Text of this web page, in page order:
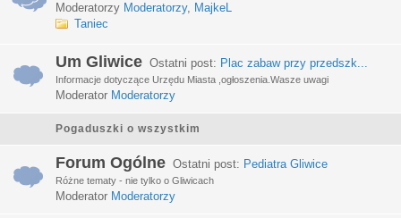
Moderatorzy Moderatorzy, MajkeL
Taniec
Um Gliwice Ostatni post: Plac zabaw przy przedszk...
Informacje dotyczące Urzędu Miasta ,ogłoszenia.Wasze uwagi
Moderator Moderatorzy
Pogaduszki o wszystkim
Forum Ogólne Ostatni post: Pediatra Gliwice
Różne tematy - nie tylko o Gliwicach
Moderator Moderatorzy